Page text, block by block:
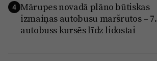
4 Mārupes novadā plāno būtiskas
izmaiņas autobusu maršrutos – 7.
autobuss kursēs līdz lidostai